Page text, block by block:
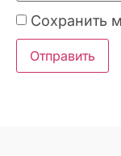
Сохранить